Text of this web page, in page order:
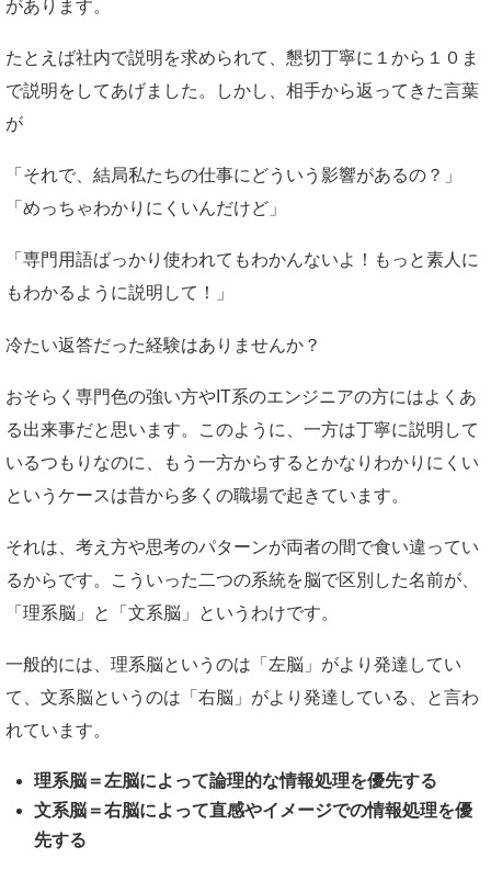
があります。
たとえば社内で説明を求められて、懇切丁寧に１から１０ま
で説明をしてあげました。しかし、相手から返ってきた言葉
が
「それで、結局私たちの仕事にどういう影響があるの？」
「めっちゃわかりにくいんだけど」
「専門用語ばっかり使われてもわかんないよ！もっと素人に
もわかるように説明して！」
冷たい返答だった経験はありませんか？
おそらく専門色の強い方やIT系のエンジニアの方にはよくあ
る出来事だと思います。このように、一方は丁寧に説明して
いるつもりなのに、もう一方からするとかなりわかりにくい
というケースは昔から多くの職場で起きています。
それは、考え方や思考のパターンが両者の間で食い違ってい
るからです。こういった二つの系統を脳で区別した名前が、
「理系脳」と「文系脳」というわけです。
一般的には、理系脳というのは「左脳」がより発達してい
て、文系脳というのは「右脳」がより発達している、と言わ
れています。
理系脳＝左脳によって論理的な情報処理を優先する
文系脳＝右脳によって直感やイメージでの情報処理を優
先する